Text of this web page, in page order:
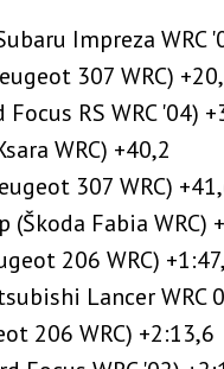
Impreza WRC
307 WRC)
RS WRC '04)
WRC) +40,2
307 WRC)
(Škoda Fabia WRC)
206 WRC)
Lancer WRC
206 WRC) +2:13,6